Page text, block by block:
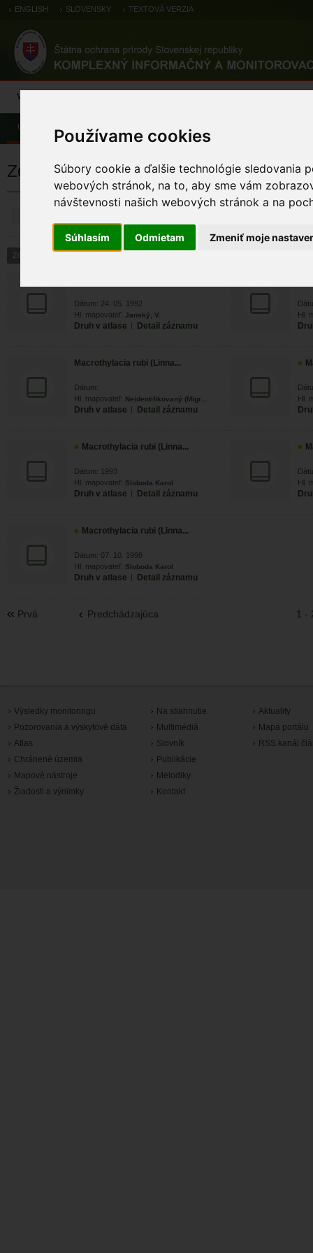
Používame cookies
Súbory cookie a ďalšie technológie sledovania
webových stránok, na to, aby sme vám
návštevnosti našich webových stránok a na
Súhlasím Odmietam Zmeniť moje
ENGLISH SLOVENSKY TEXTOVÁ VERZIA
Výsledky monitoringu
Úvod Pozorovania a výskytové dáta
Zoologické výskytové záznamy
Dátum: 24. 05. 1992
Hl. mapovateľ: Janský, V.
Druh v atlase | Detail záznamu
Hl.
Macrothylacia rubi (Linna...
Dátum:
Hl. mapovateľ: Neidentifikovaný (Migr...
Druh v atlase | Detail záznamu
Hl.
Macrothylacia rubi (Linna...
Dátum: 1993
Hl. mapovateľ: Sloboda Karol
Druh v atlase | Detail záznamu
Hl.
Macrothylacia rubi (Linna...
Dátum: 07. 10. 1998
Hl. mapovateľ: Sloboda Karol
Druh v atlase | Detail záznamu
Prvá Predchádzajúca 1 -
Výsledky monitoringu
Pozorovania a výskytové dáta
Atlas
Chránené územia
Mapové nástroje
Žiadosti a výnimky
Na stiahnutie
Multimédiá
Slovník
Publikácie
Metodiky
Kontakt
Aktuality
Mapa portálu
RSS kanál